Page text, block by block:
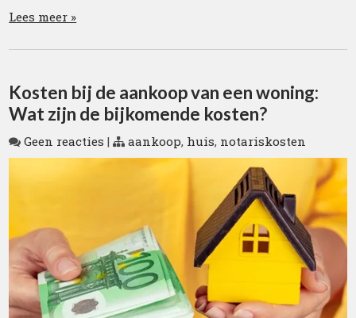
Lees meer »
Kosten bij de aankoop van een woning:
Wat zijn de bijkomende kosten?
Geen reacties | aankoop, huis, notariskosten